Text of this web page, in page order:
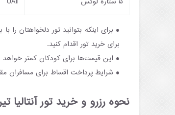
برای اینکه بتوانید تور دلخواهتان را
برای خرید تور اقدام کنید.
این قیمت‌ها برای کودکان کمتر خواهد
شرایط پرداخت اقساط برای مسافران
نحوه رزرو و خرید تور آنتالیا تیر ۱۴۰۴